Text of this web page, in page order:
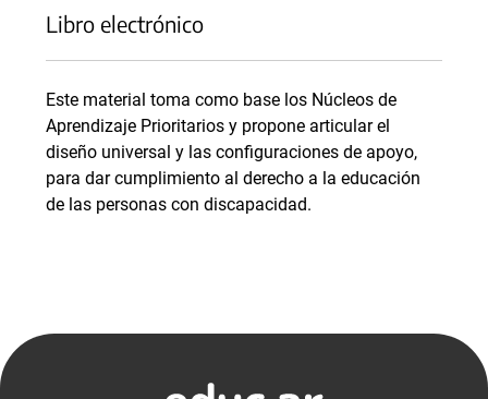
Libro electrónico
Este material toma como base los Núcleos de
Aprendizaje Prioritarios y propone articular el
diseño universal y las configuraciones de apoyo,
para dar cumplimiento al derecho a la educación
de las personas con discapacidad.